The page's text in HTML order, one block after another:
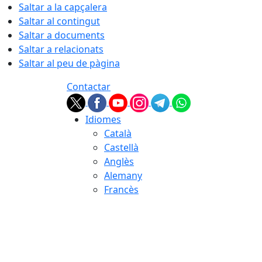
Saltar a la capçalera
Saltar al contingut
Saltar a documents
Saltar a relacionats
Saltar al peu de pàgina
Contactar
Idiomes
Català
Castellà
Anglès
Alemany
Francès